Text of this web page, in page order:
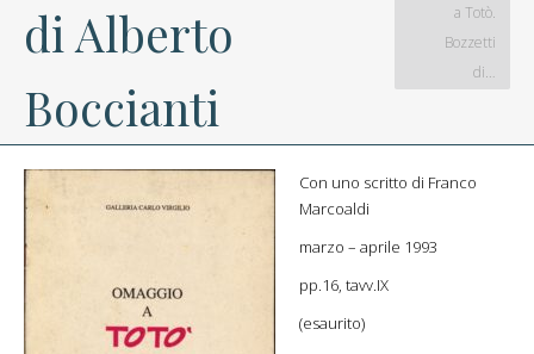
di Alberto
Boccianti
a Totò.
Bozzetti
di…
Con uno scritto di Franco
Marcoaldi
marzo – aprile 1993
pp.16, tavv.IX
(esaurito)